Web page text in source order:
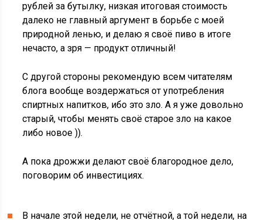
рублей за бутылку, низкая итоговая стоимость
далеко не главный аргумент в борьбе с моей
природной ленью, и делаю я своё пиво в итоге
нечасто, а зря — продукт отличный!
С другой стороны рекомендую всем читателям
блога вообще воздержаться от употребления
спиртных напитков, ибо это зло. А я уже довольно
старый, чтобы менять своё старое зло на какое
либо новое )).
А пока дрожжи делают своё благородное дело,
поговорим об инвестициях.
В начале этой недели, не отчётной, а той недели, на